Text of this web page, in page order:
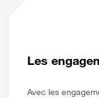
Les
Avec les